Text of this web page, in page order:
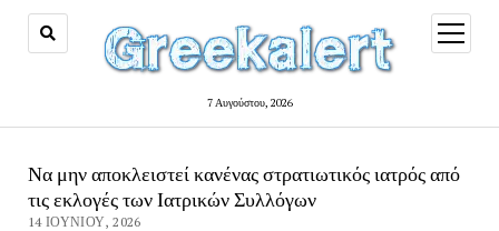
7 Αυγούστου, 2026
open
menu
Να μην αποκλειστεί κανένας στρατιωτικός ιατρός από
τις εκλογές των Ιατρικών Συλλόγων
14 ΙΟΥΝΊΟΥ, 2026